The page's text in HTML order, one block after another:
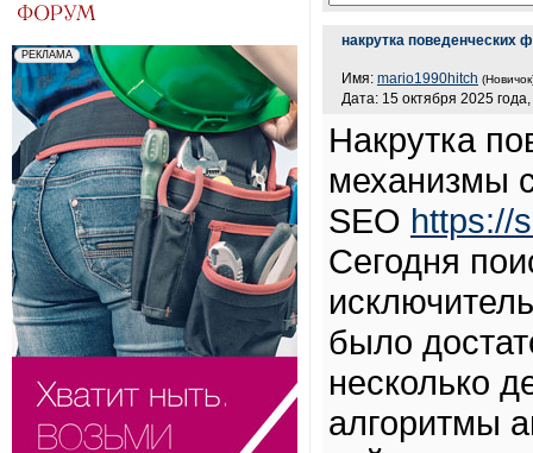
накрутка поведенческих
Имя: mario1990hitch
Дата: 15 октября 2025
Накрутка
механизмы
SEO https://
Сегодня
было
несколько
алгоритмы